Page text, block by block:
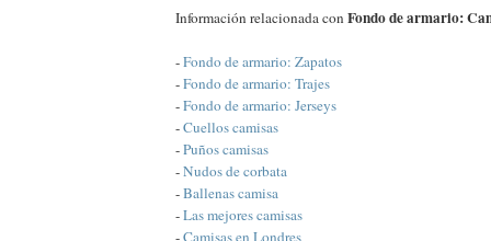
Información relacionada con Fondo de armario:
-Fondo de armario: Zapatos
-Fondo de armario: Trajes
-Fondo de armario: Jerseys
-Cuellos camisas
-Puños camisas
-Nudos de corbata
-Ballenas camisa
-Las mejores camisas